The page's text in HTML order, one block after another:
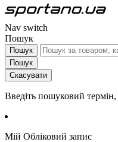
Nav switch
Пошук
Пошук
Пошук
Скасувати
Введіть пошуковий
Мій Обліковий запис